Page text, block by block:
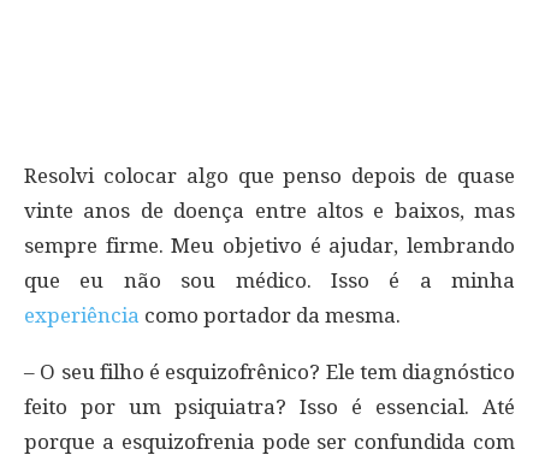
Resolvi colocar algo que penso depois de quase
vinte anos de doença entre altos e baixos, mas
sempre firme. Meu objetivo é ajudar, lembrando
que eu não sou médico. Isso é a minha
experiência como portador da mesma.
– O seu filho é esquizofrênico? Ele tem diagnóstico
feito por um psiquiatra? Isso é essencial. Até
porque a esquizofrenia pode ser confundida com